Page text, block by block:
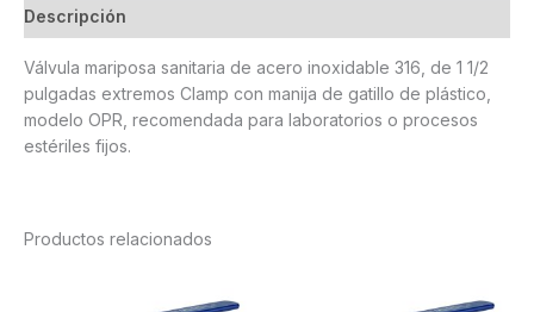
Descripción
Válvula mariposa sanitaria de acero inoxidable 316, de 1 1/2
pulgadas extremos Clamp con manija de gatillo de plástico,
modelo OPR, recomendada para laboratorios o procesos
estériles fijos.
Productos relacionados